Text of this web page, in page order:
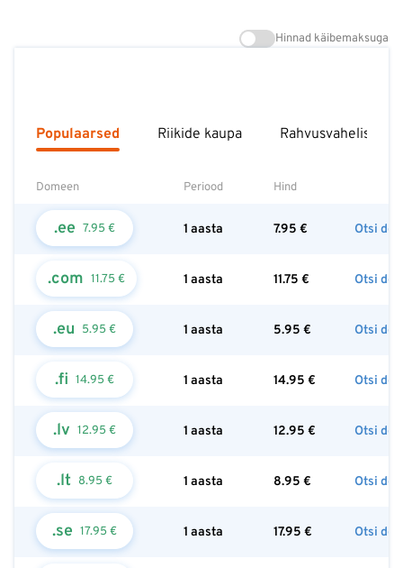
Hinnad käibemaksuga
Populaarsed Riikide kaupa Rahvusvahelised
Domeen Periood Hind
.ee 7.95 € 1 aasta 7.95 € Otsi
.com 11.75 € 1 aasta 11.75 € Otsi
.eu 5.95 € 1 aasta 5.95 € Otsi
.fi 14.95 € 1 aasta 14.95 € Otsi
.lv 12.95 € 1 aasta 12.95 € Otsi
.lt 8.95 € 1 aasta 8.95 € Otsi
.se 17.95 € 1 aasta 17.95 € Otsi